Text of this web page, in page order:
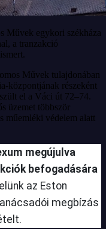
Művek egykori székháza
a tranzakció
Művek tulajdonában
központjának részeként
el a Váci út 72–74.
üzemet többször
műemléki védelem alatt
megújulva
befogadására
az Eston
megbízás